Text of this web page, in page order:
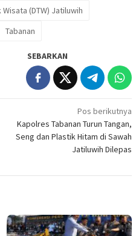
(DTW) Jatiluwih
Tabanan
SEBARKAN
Pos berikutnya
Kapolres Tabanan Turun Tangan,
Seng dan Plastik Hitam di Sawah
Jatiluwih Dilepas